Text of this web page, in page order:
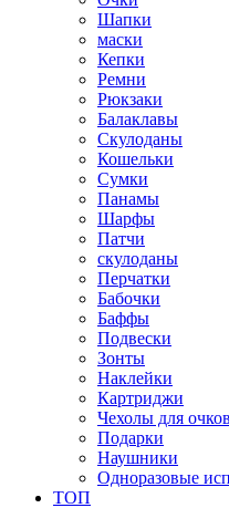
Шапки
маски
Кепки
Ремни
Рюкзаки
Балаклавы
Скулоданы
Кошельки
Сумки
Панамы
Шарфы
Патчи
скулоданы
Перчатки
Бабочки
Баффы
Подвески
Зонты
Наклейки
Картриджи
Чехолы для очков
Подарки
Наушники
Одноразовые
ТОП